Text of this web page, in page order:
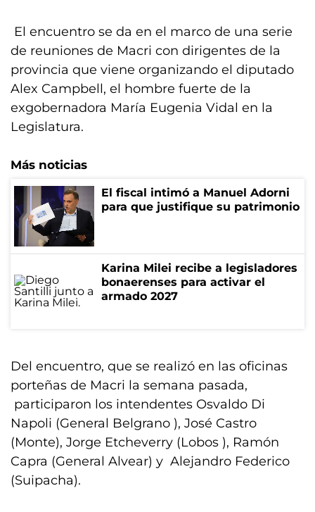
El encuentro se da en el marco de una serie
de reuniones de Macri con dirigentes de la
provincia que viene organizando el diputado
Alex Campbell, el hombre fuerte de la
exgobernadora María Eugenia Vidal en la
Legislatura.
Más noticias
El fiscal intimó a Manuel Adorni
para que justifique su patrimonio
Karina Milei recibe a legisladores
bonaerenses para activar el
armado 2027
Del encuentro, que se realizó en las oficinas
porteñas de Macri la semana pasada,
participaron los intendentes Osvaldo Di
Napoli (General Belgrano ), José Castro
(Monte), Jorge Etcheverry (Lobos ), Ramón
Capra (General Alvear) y Alejandro Federico
(Suipacha).